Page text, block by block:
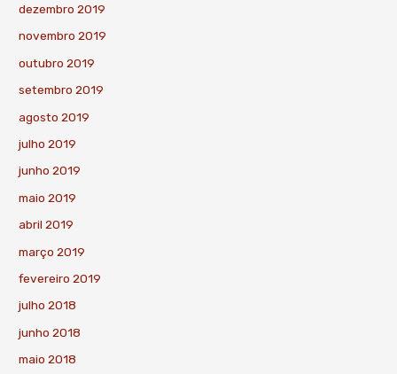
dezembro 2019
novembro 2019
outubro 2019
setembro 2019
agosto 2019
julho 2019
junho 2019
maio 2019
abril 2019
março 2019
fevereiro 2019
julho 2018
junho 2018
maio 2018